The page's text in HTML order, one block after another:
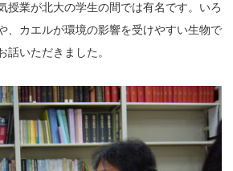
授業が北大の学生の間では有名です。いろ
、カエルが環境の影響を受けやすい生物で
話いただきました。